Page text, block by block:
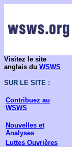
Visitez le site
anglais du WSWS
SUR LE SITE :
Contribuez au
WSWS
Nouvelles et
Analyses
Luttes Ouvrières